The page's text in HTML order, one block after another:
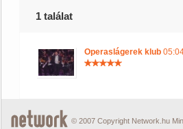
1 találat
Operaslágerek klub
© 2007 Copyright Network.hu